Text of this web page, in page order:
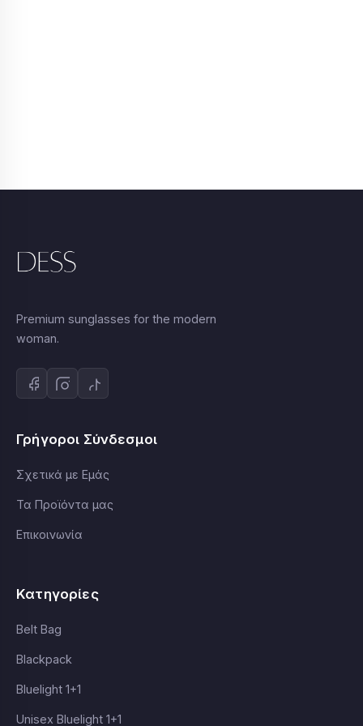
Premium sunglasses for the modern
woman.
Γρήγοροι Σύνδεσμοι
Σχετικά με Εμάς
Τα Προϊόντα μας
Επικοινωνία
Κατηγορίες
Belt Bag
Blackpack
Bluelight 1+1
Unisex Bluelight 1+1